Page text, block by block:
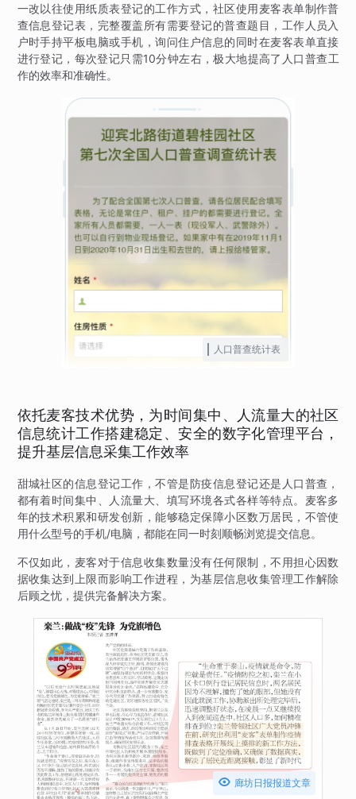
一改以往使用纸质表登记的工作方式，社区使用麦客表单制作普
查信息登记表，完整覆盖所有需要登记的普查题目，工作人员入
户时手持平板电脑或手机，询问住户信息的同时在麦客表单直接
进行登记，每次登记只需10分钟左右，极大地提高了人口普查工
作的效率和准确性。
人口普查统计表
依托麦客技术优势，为时间集中、人流量大的社区
信息统计工作搭建稳定、安全的数字化管理平台，
提升基层信息采集工作效率
甜城社区的信息登记工作，不管是防疫信息登记还是人口普查，
都有着时间集中、人流量大、填写环境各式各样等特点。麦客多
年的技术积累和研发创新，能够稳定保障小区数万居民，不管使
用什么型号的手机/电脑，都能在同一时刻顺畅浏览提交信息。
不仅如此，麦客对于信息收集数量没有任何限制，不用担心因数
据收集达到上限而影响工作进程，为基层信息收集管理工作解除
后顾之忧，提供完备解决方案。
 廊坊日报报道文章